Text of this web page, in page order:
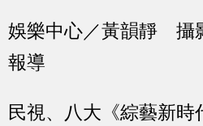
娛樂中心／黃韻靜
報導
民視、八大《綜藝新時